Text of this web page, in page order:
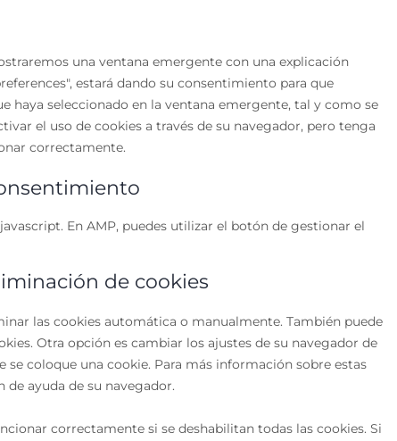
una ventana emergente con una explicación
estará dando su consentimiento para que
haya seleccionado en la ventana emergente, tal y como se
el uso de cookies a través de su navegador, pero tenga
correctamente.
En AMP, puedes utilizar el botón de gestionar el
de cookies
las cookies automática o manualmente. También puede
Otra opción es cambiar los ajustes de su navegador de
se coloque una cookie. Para más información sobre estas
ayuda de su navegador.
correctamente si se deshabilitan todas las cookies. Si